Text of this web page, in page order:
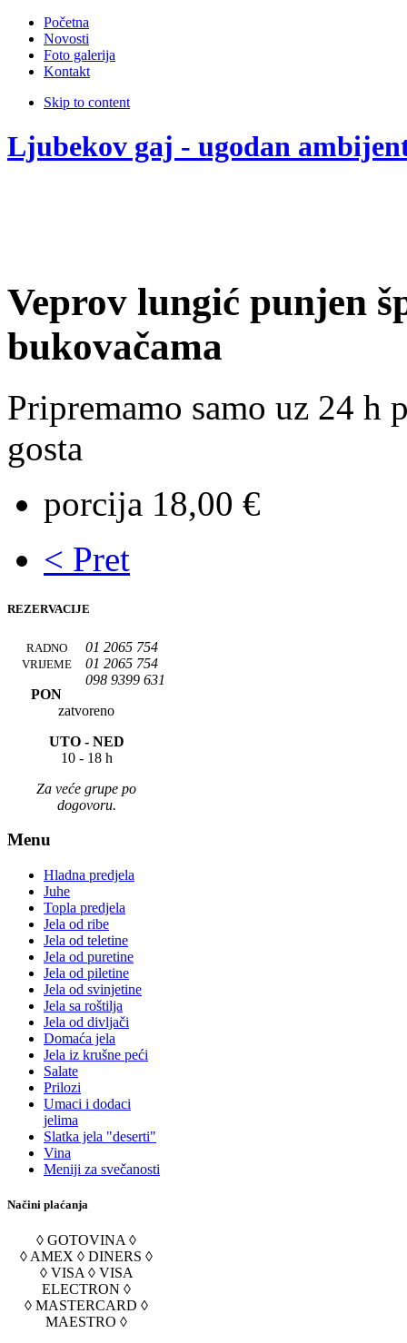
Početna
Novosti
Foto galerija
Kontakt
Skip to content
Ljubekov gaj - ugodan
Veprov lungić punjen
bukovačama
Pripremamo samo uz 24 h
gosta
porcija 18,00 €
< Pret
REZERVACIJE
01 2065 754
01 2065 754
098 9399 631
RADNO
VRIJEME
PON
zatvoreno
UTO - NED
10 - 18 h
Za veće grupe po
dogovoru.
Menu
Hladna predjela
Juhe
Topla predjela
Jela od ribe
Jela od teletine
Jela od puretine
Jela od piletine
Jela od svinjetine
Jela sa roštilja
Jela od divljači
Domaća jela
Jela iz krušne peći
Salate
Prilozi
Umaci i dodaci
jelima
Slatka jela "deserti"
Vina
Meniji za svečanosti
Načini plaćanja
◊ GOTOVINA ◊
◊ AMEX ◊ DINERS ◊
◊ VISA ◊ VISA
ELECTRON ◊
◊ MASTERCARD ◊
MAESTRO ◊